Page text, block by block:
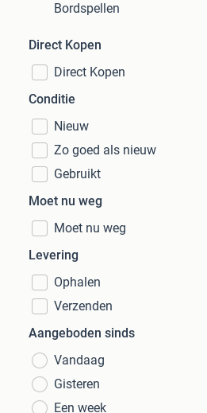
Bordspellen
Direct Kopen
Direct Kopen
Conditie
Nieuw
Zo goed als nieuw
Gebruikt
Moet nu weg
Moet nu weg
Levering
Ophalen
Verzenden
Aangeboden sinds
Vandaag
Gisteren
Een week